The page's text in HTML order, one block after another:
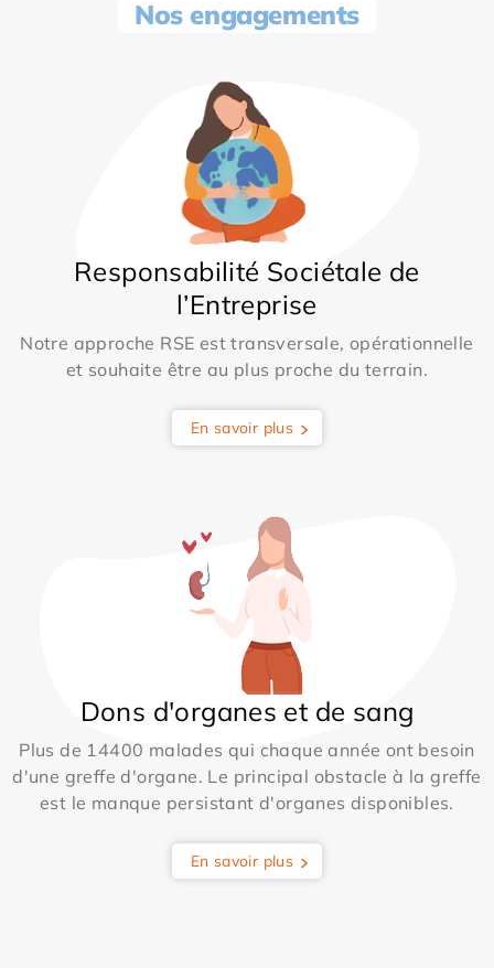
Nos engagements
Responsabilité Sociétale de
l’Entreprise
Notre approche RSE est transversale, opérationnelle
et souhaite être au plus proche du terrain.
En savoir plus
Dons d'organes et de sang
Plus de 14400 malades qui chaque année ont besoin
d'une greffe d'organe. Le principal obstacle à la greffe
est le manque persistant d'organes disponibles.
En savoir plus